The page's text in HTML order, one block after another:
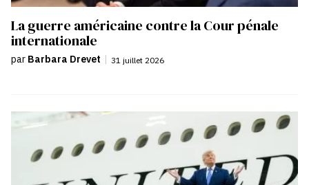
La guerre américaine contre la Cour pénale
internationale
par Barbara Drevet | 31 juillet 2026